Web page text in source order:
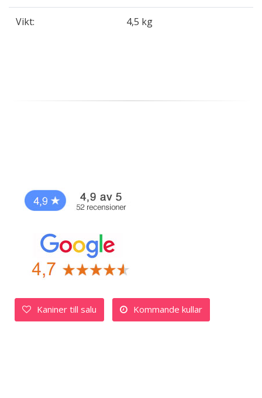
Vikt: 4,5 kg
Kaniner till salu Kommande kullar